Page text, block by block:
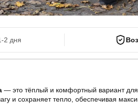
2 дня
— это тёплый и комфортный вариант для
и сохраняет тепло, обеспечивая